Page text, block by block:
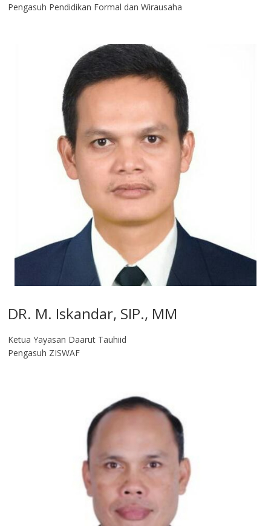
Pengasuh Pendidikan Formal dan Wirausaha
DR. M. Iskandar, SIP., MM
Ketua Yayasan Daarut Tauhiid
Pengasuh ZISWAF